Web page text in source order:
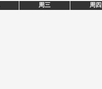
周三 周四